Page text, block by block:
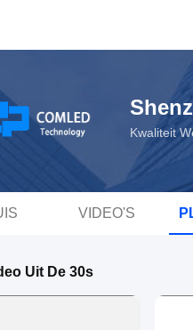
Kwaliteit
VIDEO'S
Uit De 30s